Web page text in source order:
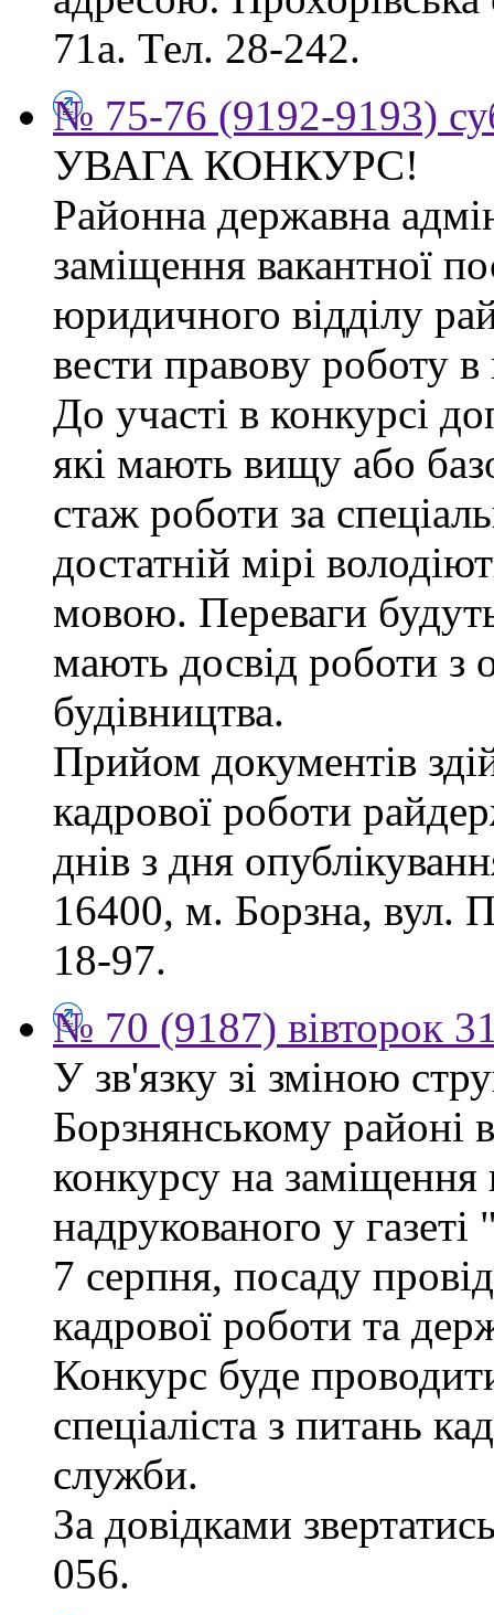
71а. Тел. 28-242.
№ 75-76 (9192-9193)
УВАГА КОНКУРС!
Районна державна
заміщення вакантної
юридичного відділу
вести правову роботу в
До участі в конкурсі
які мають вищу або
стаж роботи за
достатній мірі
мовою. Переваги
мають досвід роботи з
будівництва.
Прийом документів
кадрової роботи
днів з дня
16400, м. Борзна, вул.
18-97.
№ 70 (9187) вівторок
У зв'язку зі зміною
Борзнянському районі
конкурсу на заміщення
надрукованого у
7 серпня, посаду
кадрової роботи та
Конкурс буде
спеціаліста з питань
служби.
За довідками
056.